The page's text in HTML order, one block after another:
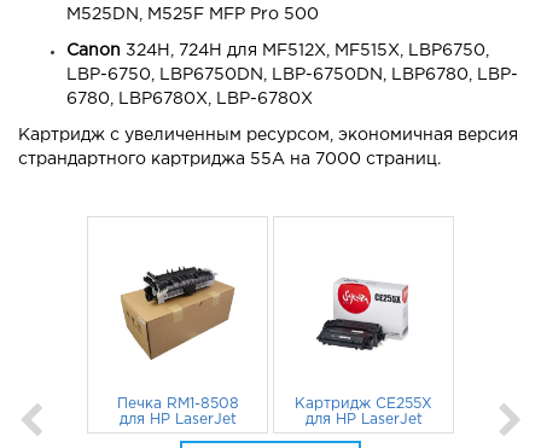
M525DN, M525F MFP Pro 500
Canon 324H, 724H для MF512X, MF515X, LBP6750,
LBP-6750, LBP6750DN, LBP-6750DN, LBP6780, LBP-
6780, LBP6780X, LBP-6780X
Картридж с увеличенным ресурсом, экономичная версия
страндартного картриджа 55A на 7000 страниц.
Печка RM1-8508
для HP LaserJet
M521dn, M525,
Картридж CE255X
для HP LaserJet
P3015, M521DN,